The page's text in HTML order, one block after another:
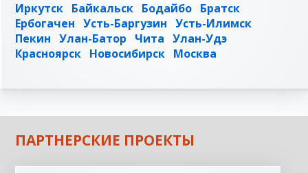
Иркутск Байкальск Бодайбо Братск
Ербогачен Усть-Баргузин Усть-Илимск
Пекин Улан-Батор Чита Улан-Удэ
Красноярск Новосибирск Москва
ПАРТНЕРСКИЕ ПРОЕКТЫ